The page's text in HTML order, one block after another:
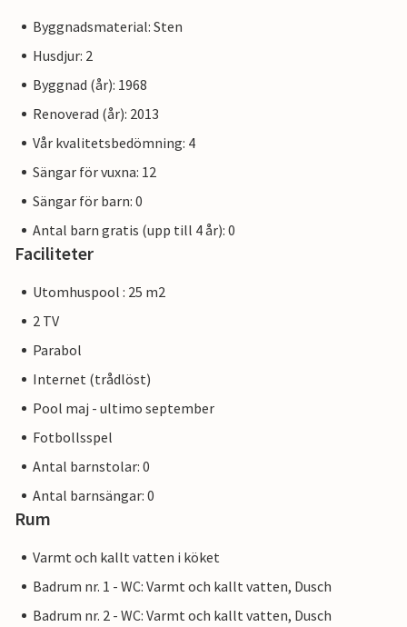
Byggnadsmaterial: Sten
Husdjur: 2
Byggnad (år): 1968
Renoverad (år): 2013
Vår kvalitetsbedömning: 4
Sängar för vuxna: 12
Sängar för barn: 0
Antal barn gratis (upp till 4 år): 0
Faciliteter
Utomhuspool : 25 m2
2 TV
Parabol
Internet (trådlöst)
Pool maj - ultimo september
Fotbollsspel
Antal barnstolar: 0
Antal barnsängar: 0
Rum
Varmt och kallt vatten i köket
Badrum nr. 1 - WC: Varmt och kallt vatten, Dusch
Badrum nr. 2 - WC: Varmt och kallt vatten, Dusch